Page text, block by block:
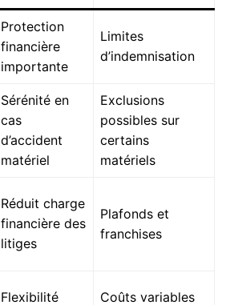
Protection
financière
importante
Limites
d’indemnisation
Sérénité en
cas
d’accident
matériel
Exclusions
possibles sur
certains
matériels
Réduit charge
financière des
litiges
Plafonds et
franchises
Flexibilité Coûts variables